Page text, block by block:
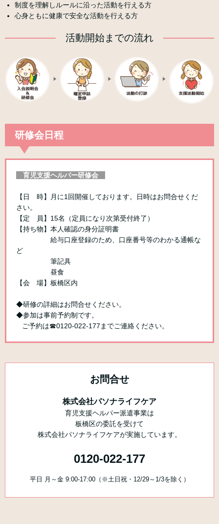
制度を理解しルールに沿った活動を行える方
心身ともに健康で安全な活動を行える方
活動開始までの流れ
研修会日程
育児支援ヘルパー研修会
【日 時】月に1回開催しております。日時はお問合せくだ
さい。
【定 員】15名（定員になり次第受付終了）
【持ち物】本人確認の身分証明書
給与口座登録のため、口座番号等のわかる通帳な
ど
筆記具
昼食
【会 場】板橋区内
◆研修の詳細はお問合せください。
◆参加は事前予約制です。
ご予約は☎0120-022-177までご連絡ください。
お問合せ
株式会社パソナライフケア
育児支援ヘルパー派遣事業は
板橋区の委託を受けて
株式会社パソナライフケアが実施しています。
0120-022-177
平日 月～金 9:00-17:00（※土日祝・12/29～1/3を除く）